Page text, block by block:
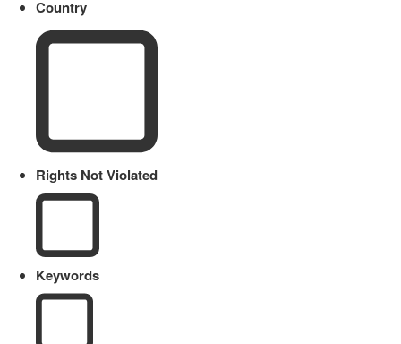
Country
Rights Not Violated
Keywords